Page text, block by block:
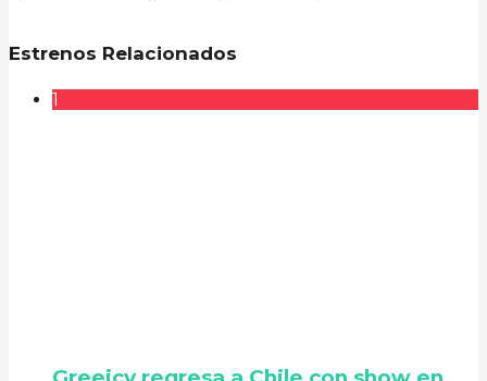
Estrenos Relacionados
1